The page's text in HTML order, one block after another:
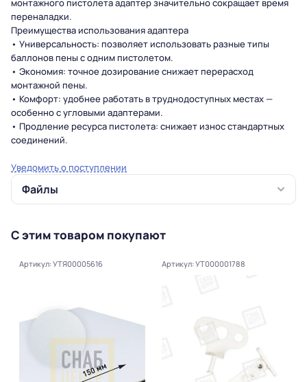
монтажного пистолета адаптер значительно сокращает время
переналадки.
Преимущества использования адаптера
• Универсальность: позволяет использовать разные типы
баллонов пены с одним пистолетом.
• Экономия: точное дозирование снижает перерасход
монтажной пены.
• Комфорт: удобнее работать в труднодоступных местах —
особенно с угловыми адаптерами.
• Продление ресурса пистолета: снижает износ стандартных
соединений.
Уведомить о поступлении
Файлы
С этим товаром покупают
Артикул: УТЯ00005616 Артикул: УТ000001788